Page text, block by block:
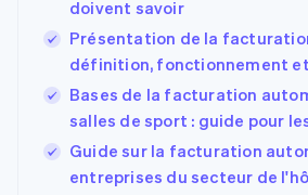
doivent savoir
Présentation de la
définition, fonctionnement
Bases de la facturation
salles de sport : guide pour
Guide sur la facturation
entreprises du secteur de